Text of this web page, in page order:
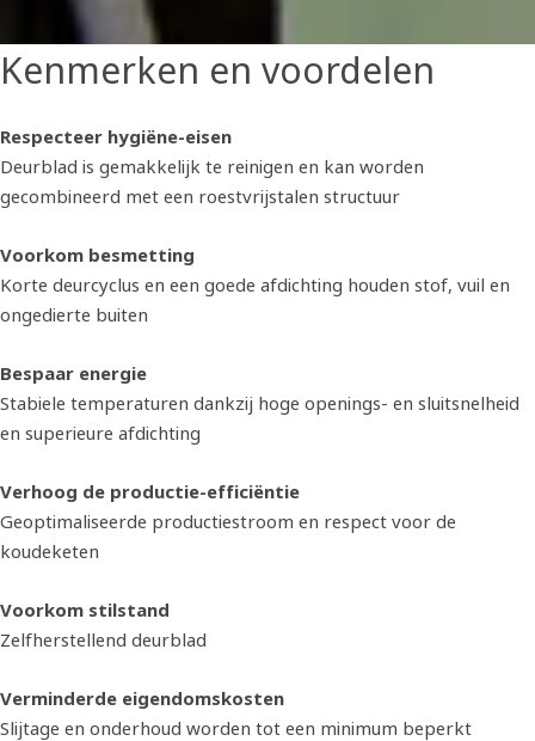
Kenmerken en voordelen
Respecteer hygiëne-eisen
Deurblad is gemakkelijk te reinigen en kan worden
gecombineerd met een roestvrijstalen structuur
Voorkom besmetting
Korte deurcyclus en een goede afdichting houden stof, vuil en
ongedierte buiten
Bespaar energie
Stabiele temperaturen dankzij hoge openings- en sluitsnelheid
en superieure afdichting
Verhoog de productie-efficiëntie
Geoptimaliseerde productiestroom en respect voor de
koudeketen
Voorkom stilstand
Zelfherstellend deurblad
Verminderde eigendomskosten
Slijtage en onderhoud worden tot een minimum beperkt